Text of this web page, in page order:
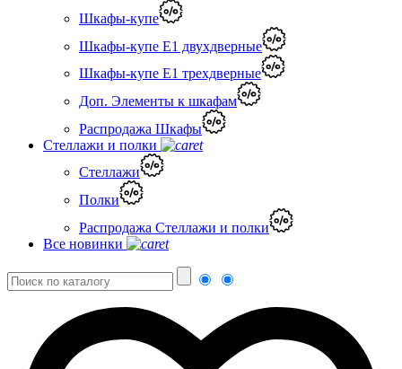
Шкафы-купе
Шкафы-купе Е1 двухдверные
Шкафы-купе Е1 трехдверные
Доп. Элементы к шкафам
Распродажа Шкафы
Стеллажи и полки
Стеллажи
Полки
Распродажа Стеллажи и полки
Все новинки